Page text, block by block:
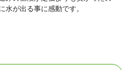
水が出る事に感動です。